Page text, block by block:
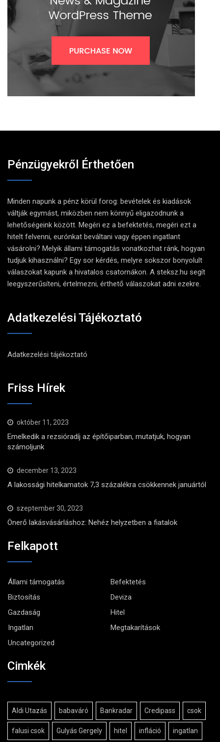
Pénzügyekről Érthetően
Minden napunk a pénz körül forog: bevételek és kiadások
váltják egymást, miközben nem könnyű eligazodnunk a
lehetőségeink között. Megéri ez a befektetés, megéri ezt a
hitelt felvenni, eurónkat beváltani vagy éppen ingatlant
vásárolni? Melyik állami támogatás vonatkozhat ránk, hogyan
tudjuk kihasználni? Egy sor kérdés, melyre sokszor bonyolult
válaszokat kapunk a hivatalos csatornákon. A steksz.hu segít
leegyszerűsíteni, értelmezni, érthető válaszokat adni ezekre.
Adatkezelési Tájékoztató
Adatkezelési tájékoztató
Friss Hírek
október 11, 2023
Emelkedik a rezsióradíj az építőiparban, mutatjuk, hogyan
számoljunk
december 13, 2023
A lakossági hitelkamatok 7,3 százalékra csökkennek januártól
szeptember 30, 2023
Önerő lakásvásárláshoz: Nehéz helyzetben a fiatalok
Felkapott
Állami támogatás
Befektetés
Biztosítás
Deviza
Gazdaság
Hitel
Ingatlan
Megtakarítások
Uncategorized
Cimkék
Aldi Utazás babaváró Bankradar Credipass csok
falusi csok Gulyás Gergely hitel infláció ingatlan